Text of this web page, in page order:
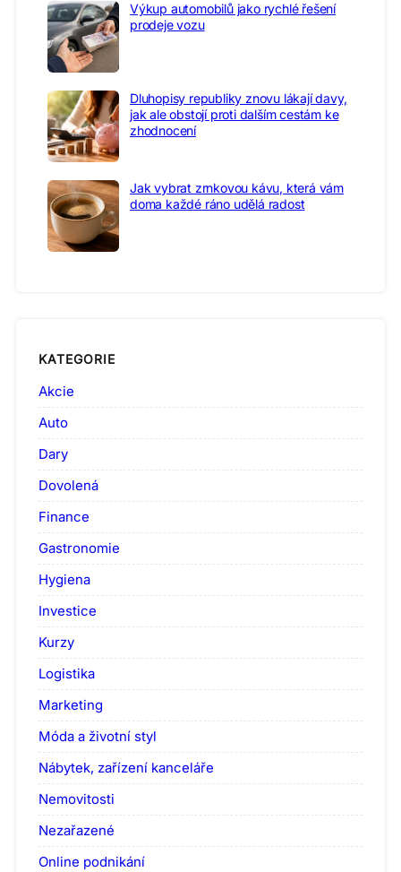
Výkup automobilů jako rychlé řešení
prodeje vozu
Dluhopisy republiky znovu lákají davy,
jak ale obstojí proti dalším cestám ke
zhodnocení
Jak vybrat zrnkovou kávu, která vám
doma každé ráno udělá radost
KATEGORIE
Akcie
Auto
Dary
Dovolená
Finance
Gastronomie
Hygiena
Investice
Kurzy
Logistika
Marketing
Móda a životní styl
Nábytek, zařízení kanceláře
Nemovitosti
Nezařazené
Online podnikání